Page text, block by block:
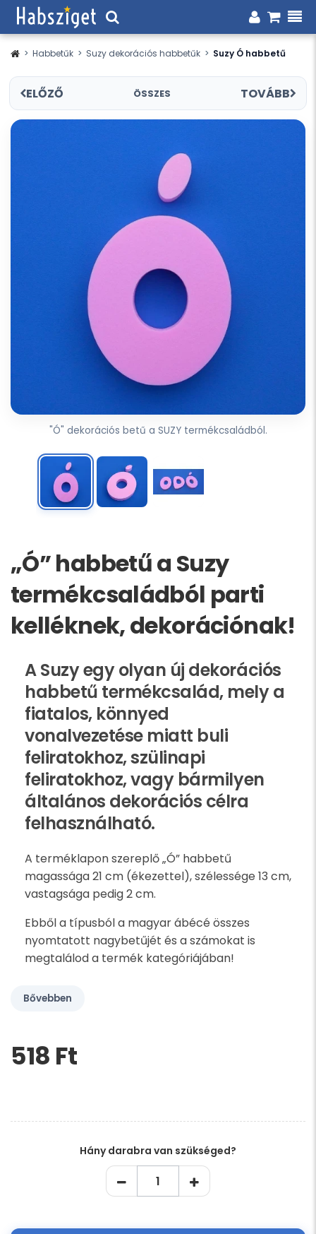
> Habbetűk > Suzy dekorációs habbetűk > Suzy Ó habbetű
ELŐZŐ ÖSSZES TOVÁBB
"Ó" dekorációs betű a SUZY termékcsaládból.
„Ó” habbetű a Suzy
termékcsaládból parti
kelléknek, dekorációnak!
A Suzy egy olyan új dekorációs
habbetű termékcsalád, mely a
fiatalos, könnyed
vonalvezetése miatt buli
feliratokhoz, szülinapi
feliratokhoz, vagy bármilyen
általános dekorációs célra
felhasználható.
A terméklapon szereplő „Ó” habbetű
magassága 21 cm (ékezettel), szélessége 13 cm,
vastagsága pedig 2 cm.
Ebből a típusból a magyar ábécé összes
nyomtatott nagybetűjét és a számokat is
megtalálod a termék kategóriájában!
Bővebben
Kérem,
hagyja
518 Ft‎
Hány darabra van szükséged?